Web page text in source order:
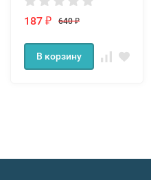
187 ₽ 640₽
В корзину